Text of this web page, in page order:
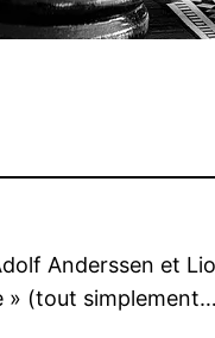
Anderssen et
» (tout